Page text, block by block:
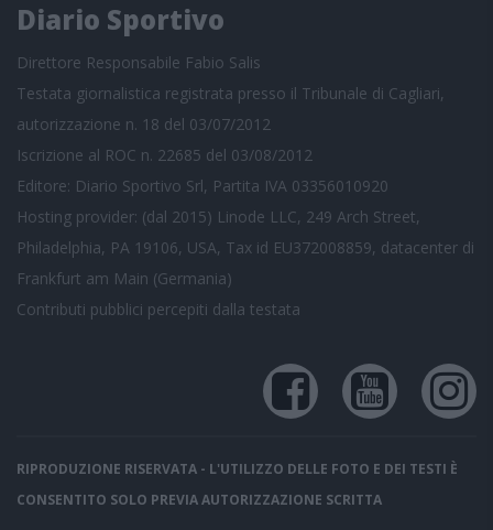
Diario Sportivo
Direttore Responsabile Fabio Salis
Testata giornalistica registrata presso il Tribunale di Cagliari,
autorizzazione n. 18 del 03/07/2012
Iscrizione al ROC n. 22685 del 03/08/2012
Editore: Diario Sportivo Srl, Partita IVA 03356010920
Hosting provider: (dal 2015) Linode LLC, 249 Arch Street,
Philadelphia, PA 19106, USA, Tax id EU372008859, datacenter di
Frankfurt am Main (Germania)
Contributi pubblici percepiti dalla testata
RIPRODUZIONE RISERVATA - L'UTILIZZO DELLE FOTO E DEI TESTI È
CONSENTITO SOLO PREVIA AUTORIZZAZIONE SCRITTA